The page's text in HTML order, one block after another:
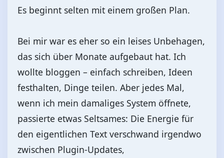
Es beginnt selten mit einem großen Plan.
Bei mir war es eher so ein leises Unbehagen,
das sich über Monate aufgebaut hat. Ich
wollte bloggen – einfach schreiben, Ideen
festhalten, Dinge teilen. Aber jedes Mal,
wenn ich mein damaliges System öffnete,
passierte etwas Seltsames: Die Energie für
den eigentlichen Text verschwand irgendwo
zwischen Plugin-Updates,